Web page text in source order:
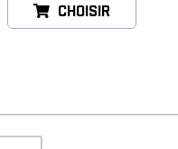
CHOISIR